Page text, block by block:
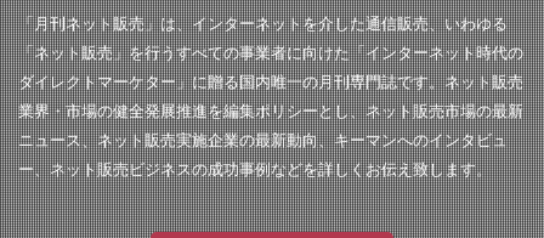
「月刊ネット販売」は、インターネットを介した通信販売、いわゆる
「ネット販売」を行うすべての事業者に向けた「インターネット時代の
ダイレクトマーケター」に贈る国内唯一の月刊専門誌です。ネット販売
業界・市場の健全発展推進を編集ポリシーとし、ネット販売市場の最新
ニュース、ネット販売実施企業の最新動向、キーマンへのインタビュ
ー、ネット販売ビジネスの成功事例などを詳しくお伝え致します。